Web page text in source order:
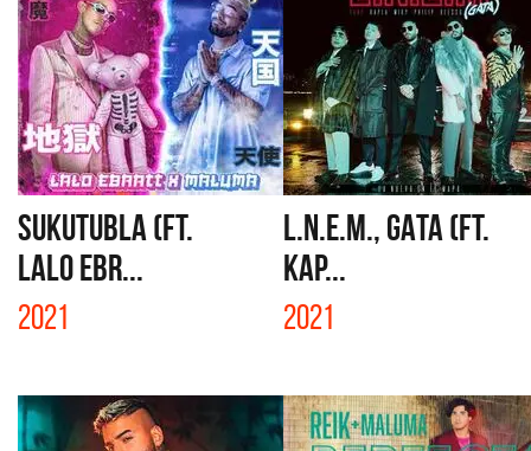
SUKUTUBLA (FT.
LALO EBR...
2021
L.N.E.M., GATA (FT.
KAP...
2021